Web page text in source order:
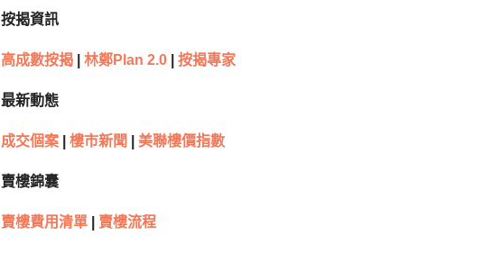
按揭資訊
高成數按揭 林鄭Plan 2.0 按揭專家
最新動態
成交個案 樓市新聞 美聯樓價指數
賣樓錦囊
賣樓費用清單 賣樓流程